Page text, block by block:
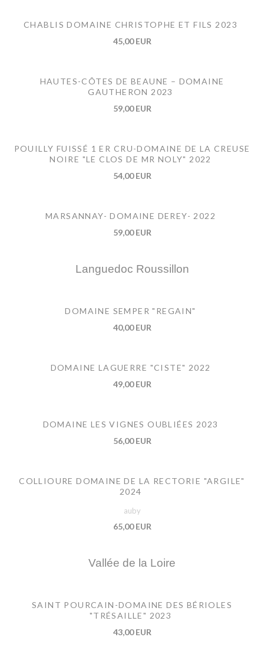
CHABLIS DOMAINE CHRISTOPHE ET FILS 2023
45,00 EUR
HAUTES-CÔTES DE BEAUNE – DOMAINE
GAUTHERON 2023
59,00 EUR
POUILLY FUISSÉ 1 ER CRU-DOMAINE DE LA CREUSE
NOIRE "LE CLOS DE MR NOLY" 2022
54,00 EUR
MARSANNAY- DOMAINE DEREY- 2022
59,00 EUR
Languedoc Roussillon
DOMAINE SEMPER "REGAIN"
40,00 EUR
DOMAINE LAGUERRE "CISTE" 2022
49,00 EUR
DOMAINE LES VIGNES OUBLIÉES 2023
56,00 EUR
COLLIOURE DOMAINE DE LA RECTORIE "ARGILE"
2024
auby
65,00 EUR
Vallée de la Loire
SAINT POURCAIN-DOMAINE DES BÉRIOLES
"TRÉSAILLE" 2023
43,00 EUR